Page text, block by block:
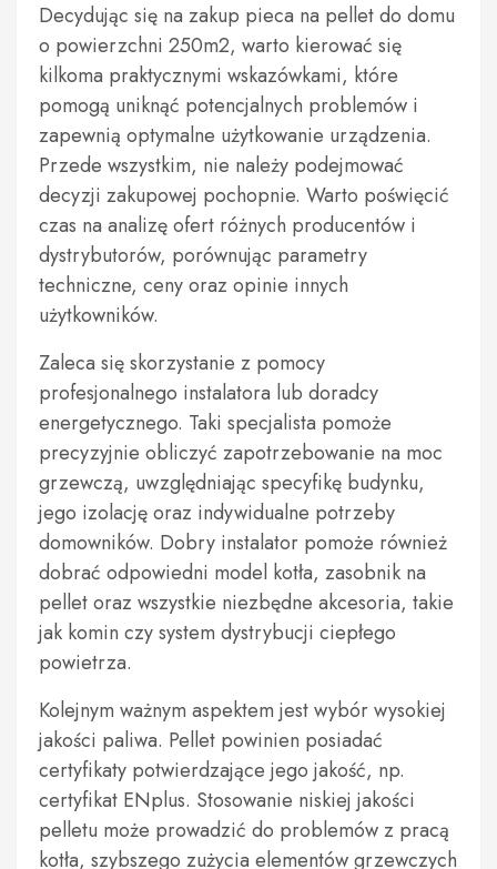
Decydując się na zakup pieca na pellet do domu
o powierzchni 250m2, warto kierować się
kilkoma praktycznymi wskazówkami, które
pomogą uniknąć potencjalnych problemów i
zapewnią optymalne użytkowanie urządzenia.
Przede wszystkim, nie należy podejmować
decyzji zakupowej pochopnie. Warto poświęcić
czas na analizę ofert różnych producentów i
dystrybutorów, porównując parametry
techniczne, ceny oraz opinie innych
użytkowników.
Zaleca się skorzystanie z pomocy
profesjonalnego instalatora lub doradcy
energetycznego. Taki specjalista pomoże
precyzyjnie obliczyć zapotrzebowanie na moc
grzewczą, uwzględniając specyfikę budynku,
jego izolację oraz indywidualne potrzeby
domowników. Dobry instalator pomoże również
dobrać odpowiedni model kotła, zasobnik na
pellet oraz wszystkie niezbędne akcesoria, takie
jak komin czy system dystrybucji ciepłego
powietrza.
Kolejnym ważnym aspektem jest wybór wysokiej
jakości paliwa. Pellet powinien posiadać
certyfikaty potwierdzające jego jakość, np.
certyfikat ENplus. Stosowanie niskiej jakości
pelletu może prowadzić do problemów z pracą
kotła, szybszego zużycia elementów grzewczych